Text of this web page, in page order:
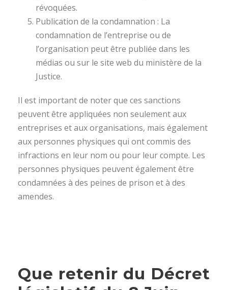
révoquées.
Publication de la condamnation : La
condamnation de l’entreprise ou de
l’organisation peut être publiée dans les
médias ou sur le site web du ministère de la
Justice.
Il est important de noter que ces sanctions
peuvent être appliquées non seulement aux
entreprises et aux organisations, mais également
aux personnes physiques qui ont commis des
infractions en leur nom ou pour leur compte. Les
personnes physiques peuvent également être
condamnées à des peines de prison et à des
amendes.
Que retenir du Décret